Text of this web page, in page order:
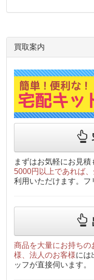
買取案内
まずはお気軽にお見積
5000円以上であれば
利用いただけます。フ
商品を大量にお持ち
様、法人のお客様には
ッフが直接伺います。